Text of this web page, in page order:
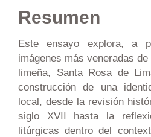
Resumen
Este ensayo explora, a
imágenes más veneradas
limeña, Santa Rosa de
construcción de una
local, desde la revisión
siglo XVII hasta la
litúrgicas dentro del